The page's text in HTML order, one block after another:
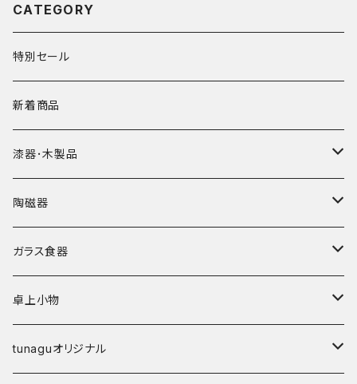
CATEGORY
特別セール
新着商品
漆器･木製品
皿
椀
弁当箱
その他
陶磁器
皿･プレート
鉢･ボウル
碗
ガラス食器
カップ
鉢
卓上小物
箸
tunaguオリジナル